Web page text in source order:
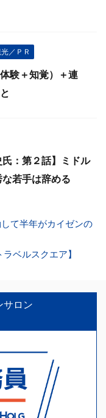
／ＰＲ
験＋知覚）＋連
氏：第２話】ミドル
若手は辞める
て半年がカイゼンの
ベルスクエア】
サロン